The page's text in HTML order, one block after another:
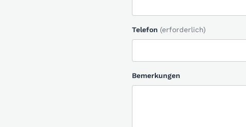
Telefon (erforderlich)
Bemerkungen